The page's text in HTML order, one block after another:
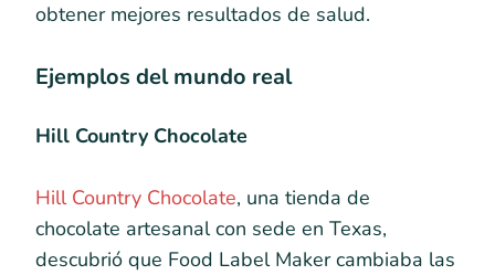
obtener mejores resultados de salud.
Ejemplos del mundo real
Hill Country Chocolate
Hill Country Chocolate, una tienda de
chocolate artesanal con sede en Texas,
descubrió que Food Label Maker cambiaba las